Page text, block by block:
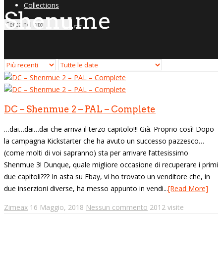
Collections
Shenume
DC – Shenmue 2 – PAL – Complete
…dai…dai…dai che arriva il terzo capitolo!!! Già. Proprio così! Dopo
la campagna Kickstarter che ha avuto un successo pazzesco…
(come molti di voi sapranno) sta per arrivare l’attesissimo
Shenmue 3! Dunque, quale migliore occasione di recuperare i primi
due capitoli??? In asta su Ebay, vi ho trovato un venditore che, in
due inserzioni diverse, ha messo appunto in vendi...[Read More]
Zimeax 16 Maggio, 2018 Nessun commento 2012 visite